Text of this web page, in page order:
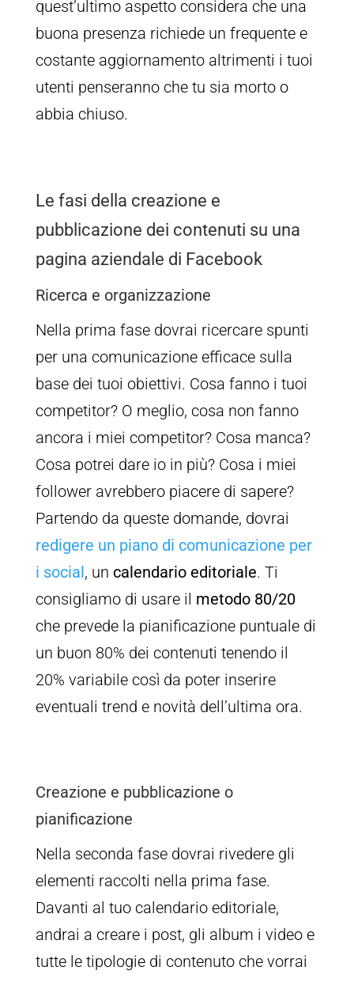
quest’ultimo aspetto considera che una
buona presenza richiede un frequente e
costante aggiornamento altrimenti i tuoi
utenti penseranno che tu sia morto o
abbia chiuso.
Le fasi della creazione e
pubblicazione dei contenuti su una
pagina aziendale di Facebook
Ricerca e organizzazione
Nella prima fase dovrai ricercare spunti
per una comunicazione efficace sulla
base dei tuoi obiettivi. Cosa fanno i tuoi
competitor? O meglio, cosa non fanno
ancora i miei competitor? Cosa manca?
Cosa potrei dare io in più? Cosa i miei
follower avrebbero piacere di sapere?
Partendo da queste domande, dovrai
redigere un piano di comunicazione per
i social, un calendario editoriale. Ti
consigliamo di usare il metodo 80/20
che prevede la pianificazione puntuale di
un buon 80% dei contenuti tenendo il
20% variabile così da poter inserire
eventuali trend e novità dell’ultima ora.
Creazione e pubblicazione o
pianificazione
Nella seconda fase dovrai rivedere gli
elementi raccolti nella prima fase.
Davanti al tuo calendario editoriale,
andrai a creare i post, gli album i video e
tutte le tipologie di contenuto che vorrai